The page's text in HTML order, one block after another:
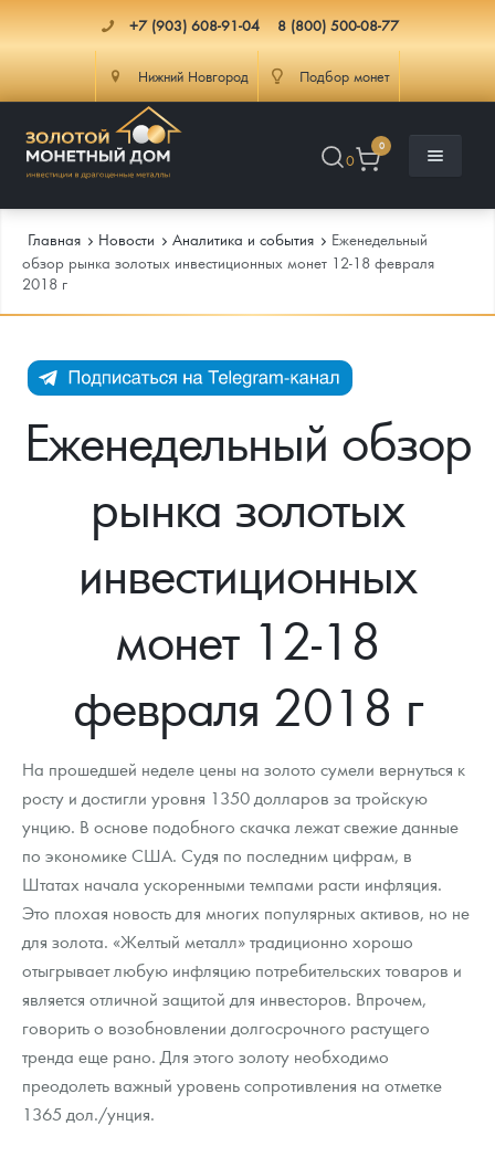
+7 (903) 608-91-04 8 (800) 500-08-77
Нижний Новгород Подбор монет
0
0
Каталог
Каталог Монет
Монеты Россия и СССР
Иностранные
Памятные и старинные монеты
Памятные монеты России и СССР
Монеты и жетоны ЗМД
Золотые слитки
Аксессуары
Год Лошади
Флот: ледоколы и корабли
Ювелирные изделия
Русская нумизматика
Золотая карманная галерея
Наборы подарочных и коллекционных монет
Инфо
Подлинность монет
Выкуп серебряных монет
Вопрос - ответ
Памятка для работы с монетами из драгметаллов
Монеты
Политика конфиденциальности
Положение по обработке и защите персональных данных
Услуги
Подбор монет
Георгий Победоносец - динамика цен
Скупка слитков
Наши преимущества
Пресс-служба
Главная Новости Аналитика и события
Еженедельный
обзор рынка золотых инвестиционных монет 12-18 февраля
2018 г
Еженедельный обзор
рынка золотых
инвестиционных
монет 12-18
февраля 2018 г
На прошедшей неделе цены на золото сумели вернуться к
росту и достигли уровня 1350 долларов за тройскую
унцию. В основе подобного скачка лежат свежие данные
по экономике США. Судя по последним цифрам, в
Штатах начала ускоренными темпами расти инфляция.
Это плохая новость для многих популярных активов, но не
для золота. «Желтый металл» традиционно хорошо
отыгрывает любую инфляцию потребительских товаров и
является отличной защитой для инвесторов. Впрочем,
говорить о возобновлении долгосрочного растущего
тренда еще рано. Для этого золоту необходимо
преодолеть важный уровень сопротивления на отметке
1365 дол./унция.